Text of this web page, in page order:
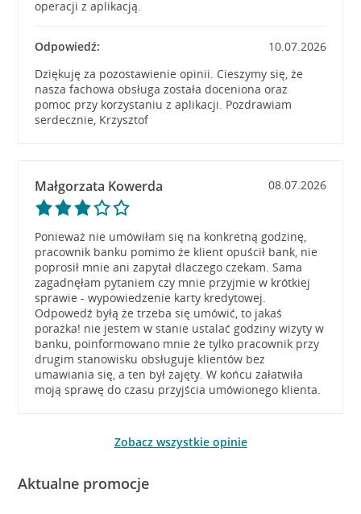
operacji z aplikacją.
Odpowiedź:
10.07.2026
Dziękuję za pozostawienie opinii. Cieszymy się, że
nasza fachowa obsługa została doceniona oraz
pomoc przy korzystaniu z aplikacji. Pozdrawiam
serdecznie, Krzysztof
Małgorzata Kowerda 08.07.2026
Ponieważ nie umówiłam się na konkretną godzinę,
pracownik banku pomimo że klient opuścił bank, nie
poprosił mnie ani zapytał dlaczego czekam. Sama
zagadnęłam pytaniem czy mnie przyjmie w krótkiej
sprawie - wypowiedzenie karty kredytowej.
Odpowedź byłą że trzeba się umówić, to jakaś
porażka! nie jestem w stanie ustalać godziny wizyty w
banku, poinformowano mnie że tylko pracownik przy
drugim stanowisku obsługuje klientów bez
umawiania się, a ten był zajęty. W końcu załatwiła
moją sprawę do czasu przyjścia umówionego klienta.
Zobacz wszystkie opinie
Aktualne promocje